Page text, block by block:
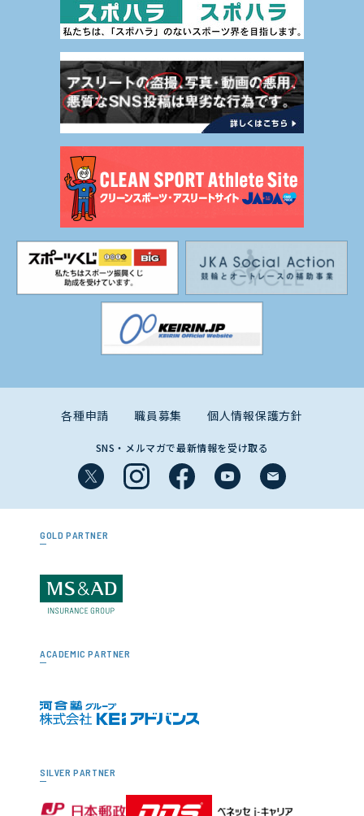
各種申請 職員募集 個人情報保護方針
SNS・メルマガで最新情報を受け取る
GOLD PARTNER
ACADEMIC PARTNER
SILVER PARTNER